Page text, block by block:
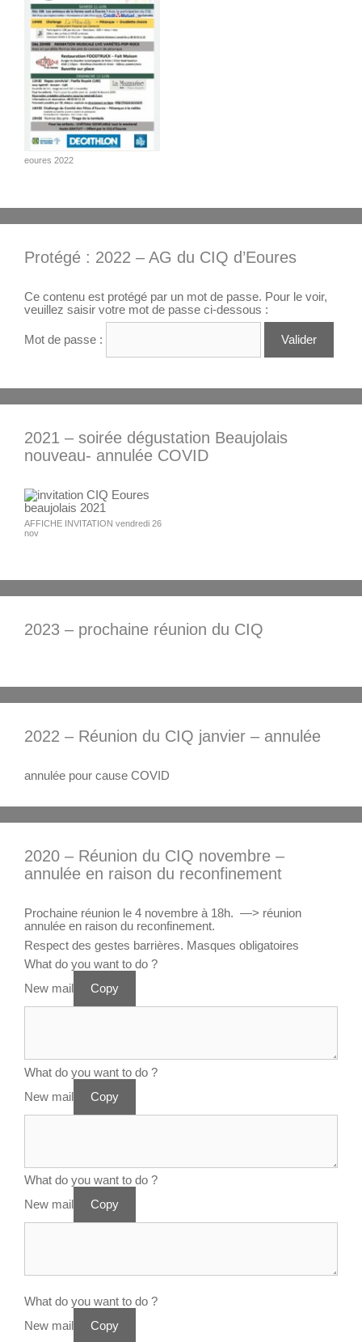
eoures 2022
Protégé : 2022 – AG du CIQ d’Eoures
Ce contenu est protégé par un mot de passe. Pour le voir,
veuillez saisir votre mot de passe ci-dessous :
Mot de passe :
2021 – soirée dégustation Beaujolais
nouveau- annulée COVID
AFFICHE INVITATION vendredi 26
nov
2023 – prochaine réunion du CIQ
2022 – Réunion du CIQ janvier – annulée
annulée pour cause COVID
2020 – Réunion du CIQ novembre –
annulée en raison du reconfinement
Prochaine réunion le 4 novembre à 18h. —> réunion
annulée en raison du reconfinement.
Respect des gestes barrières. Masques obligatoires
What do you want to do ?
New mail
Copy
What do you want to do ?
New mail
Copy
What do you want to do ?
New mail
Copy
What do you want to do ?
New mail
Copy